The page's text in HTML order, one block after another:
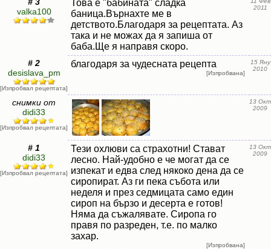
valka100
Това е "бабината" сладка
баница.Върнахте ме в
детството.Благодаря за рецептата. Аз
така и не можах да я запиша от
баба.Ще я направя скоро.
2011
# 2
desislava_pm
[Изпробвал рецептата]
благодаря за чудесната рецепта
[Изпробвана]
15 Яну
2010
снимки от
didi33
[Изпробвал рецептата]
13 Окт
2009
# 1
didi33
[Изпробвал рецептата]
Тези охлюви са страхотни! Стават
лесно. Най-удобно е че могат да се
изпекат и едва след някоко дена да се
сиропират. Аз ги пека събота или
неделя и през седмицата само един
сироп на бързо и десерта е готов!
Няма да съжалявате. Сиропа го
правя по разреден, т.е. по малко
захар.
[Изпробвана]
13 Окт
2009